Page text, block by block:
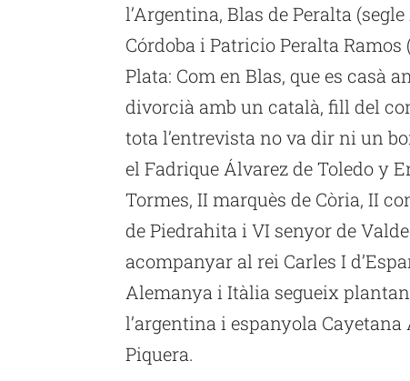
l’Argentina, Blas de Peralta
Córdoba i PatricioPeralta
Plata: Com en Blas, que es casà
divorcià amb un català, fill del
tota l’entrevista no va dir ni un
el Fadrique Álvarez de Toledoy
Tormes, II marquès de Còria, II
dePiedrahita i VI senyor de
acompanyar al rei Carles I
Alemanya i Itàlia segueix
l’argentina i espanyola Cayetana
Piquera.